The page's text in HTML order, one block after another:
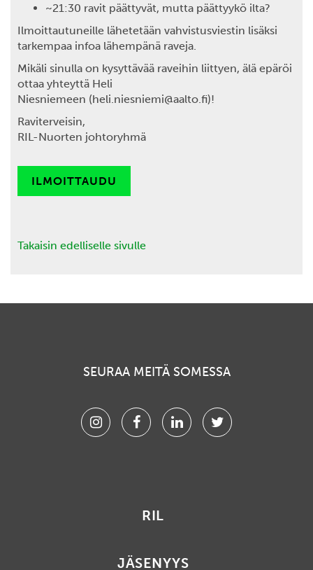
~21:30 ravit päättyvät, mutta päättyykö ilta?
Ilmoittautuneille lähetetään vahvistusviestin lisäksi
tarkempaa infoa lähempänä raveja.
Mikäli sinulla on kysyttävää raveihin liittyen, älä epäröi
ottaa yhteyttä Heli
Niesniemeen (heli.niesniemi@aalto.fi)!
Raviterveisin,
RIL-Nuorten johtoryhmä
ILMOITTAUDU
Takaisin edelliselle sivulle
SEURAA MEITÄ SOMESSA
InstagramFacebookLinkedinTwitter
RIL
JÄSENYYS